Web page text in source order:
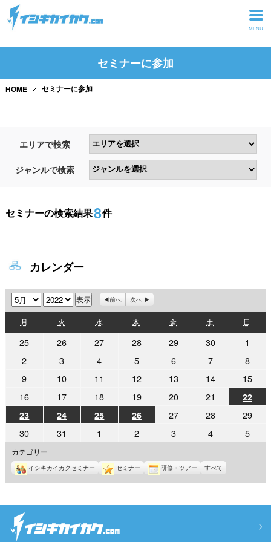
トップページ
研修・ツアーに参加
セミナーに参加
HOME セミナーに参加
エリアで検索
ジャンルで検索
セミナーの検索結果8件
カレンダー
月 年 前へ 次へ
月
曜
日
火
曜
日
水水
曜
日
木
曜
日
金金
曜
日
土
曜
日
日
曜
252022
日
262022
月
26
日
272022
日
282022
月
28
日
292022
月
29
302022
月
1
5
月
1
日
22022
月
2
日
32022
5
月
3
日
42022
5
月
4
日
52022
5
月
5
日
62022
5
月
6
72022
5
月
7
82022
5
月
8
92022
5
月
9
日
102022
5
月
日
11
5
月
日
122022
5
月
日
132022
5
月
日
142022
月
日
152022
年
5
月
日
162022
年
5
月
16
日
172022
年
5
日
182022
年
5
日
192022
年
5
日
202022
日
21
5
日
222022
年
5
22
232022
年
5
月
23
242022
年
24
252022
年
25
日
262022
年
26
日
272022
5
27
282022
5
28
292022
5
302022
年
5
月
30
31
年
5
月
31
1
年
6
月
1
22022
年
6
月
2
32022
年
6
月
3
42022
年
6
月
4
52022
年
5
カテゴリー
イシキカイカクセミナー セミナー 研修・ツアー すべて